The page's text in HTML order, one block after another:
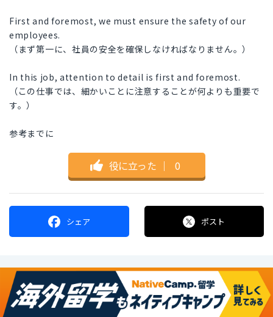
First and foremost, we must ensure the safety of our
employees.
（まず第一に、社員の安全を確保しなければなりません。）
In this job, attention to detail is first and foremost.
（この仕事では、細かいことに注意することが何よりも重要で
す。）
参考までに
役に立った ｜ 0
シェア ポスト